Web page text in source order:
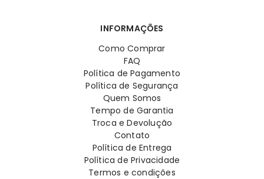
INFORMAÇÕES
Como Comprar
FAQ
Política de Pagamento
Política de Segurança
Quem Somos
Tempo de Garantia
Troca e Devolução
Contato
Política de Entrega
Política de Privacidade
Termos e condições